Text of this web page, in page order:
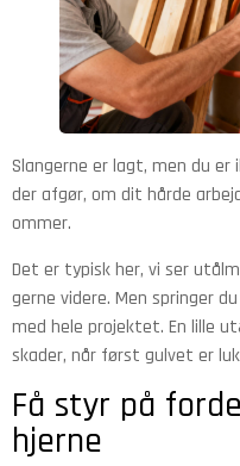
Slangerne er lagt, men du er
der afgør, om dit hårde
ommer.
Det er typisk her, vi ser
gerne videre. Men springer
med hele projektet. En lille
skader, når først gulvet er
Få styr på
hjerne